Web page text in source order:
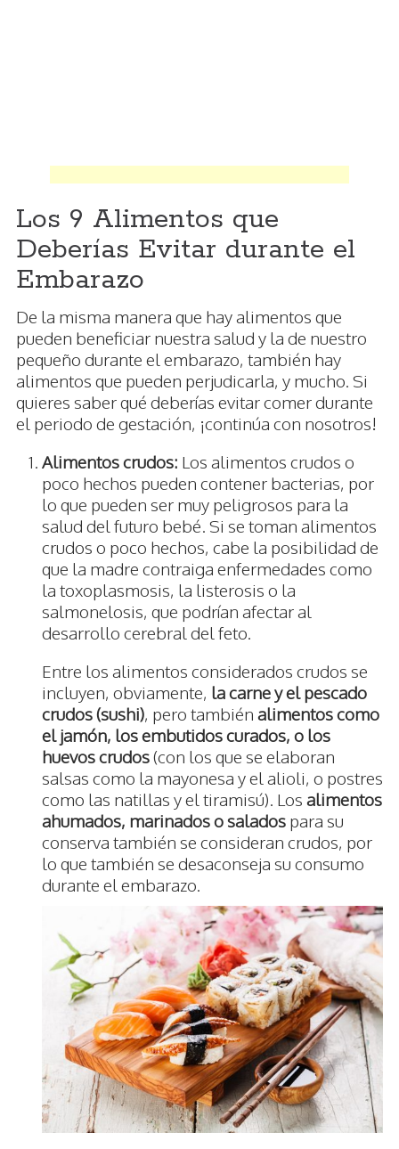
Los 9 Alimentos que
Deberías Evitar durante el
Embarazo
De la misma manera que hay alimentos que
pueden beneficiar nuestra salud y la de nuestro
pequeño durante el embarazo, también hay
alimentos que pueden perjudicarla, y mucho. Si
quieres saber qué deberías evitar comer durante
el periodo de gestación, ¡continúa con nosotros!
Alimentos crudos: Los alimentos crudos o
poco hechos pueden contener bacterias, por
lo que pueden ser muy peligrosos para la
salud del futuro bebé. Si se toman alimentos
crudos o poco hechos, cabe la posibilidad de
que la madre contraiga enfermedades como
la toxoplasmosis, la listerosis o la
salmonelosis, que podrían afectar al
desarrollo cerebral del feto.
Entre los alimentos considerados crudos se
incluyen, obviamente, la carne y el pescado
crudos (sushi), pero también alimentos como
el jamón, los embutidos curados, o los
huevos crudos(con los que se elaboran
salsas como la mayonesa y el alioli, o postres
como las natillas y el tiramisú). Los alimentos
ahumados, marinados o saladospara su
conserva también se consideran crudos, por
lo que también se desaconseja su consumo
durante el embarazo.